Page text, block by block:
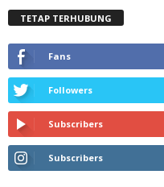
TETAP TERHUBUNG
Fans
Followers
Subscribers
Subscribers